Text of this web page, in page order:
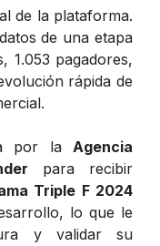
de la plataforma.
de una etapa
1.053 pagadores,
rápida de
por la Agencia
para recibir
Triple F 2024
lo que le
y validar su